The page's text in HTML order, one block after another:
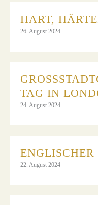
HART,
26. August 2024
AG IN
24. August 2024
ENGLISCHER
22. August 2024